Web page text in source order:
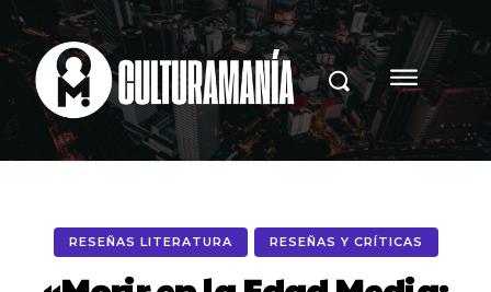
RESEÑAS LITERATURA RESEÑAS Y CRÍTICAS